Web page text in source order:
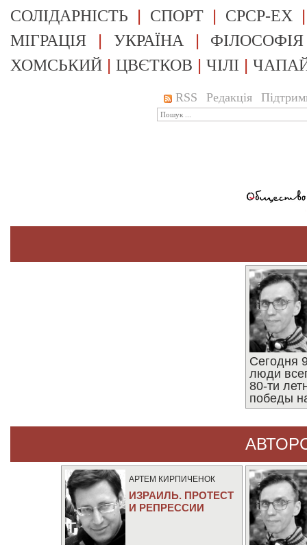
СОЛІДАРНІСТЬ | СПОРТ | СРСР-EX
МІГРАЦІЯ | УКРАЇНА | ФІЛОСОФІЯ
ХОМСЬКИЙ | ЦВЄТКОВ | ЧІЛІ |
RSS Редакція
Сегодня
люди
80-ти
победы
АРТЕМ КИРПИЧЕНОК
ИЗРАИЛЬ. ПРОТЕСТ
И РЕПРЕССИИ